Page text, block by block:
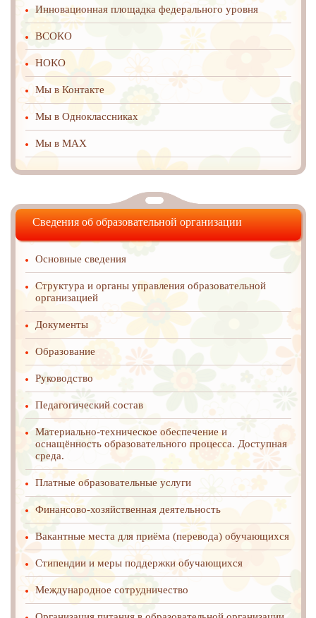
Инновационная площадка федерального уровня
ВСОКО
НОКО
Мы в Контакте
Мы в Одноклассниках
Мы в MAX
Сведения об образовательной организации
Основные сведения
Структура и органы управления образовательной
организацией
Документы
Образование
Руководство
Педагогический состав
Материально-техническое обеспечение и
оснащённость образовательного процесса. Доступная
среда.
Платные образовательные услуги
Финансово-хозяйственная деятельность
Вакантные места для приёма (перевода) обучающихся
Стипендии и меры поддержки обучающихся
Международное cотрудничество